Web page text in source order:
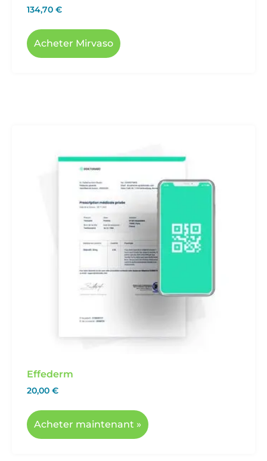
134,70 €
Acheter Mirvaso
Effederm
20,00 €
Acheter maintenant »